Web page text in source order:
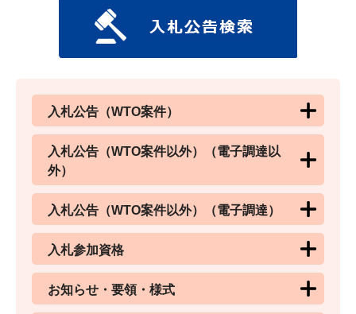
入札公告（WTO案件）
入札公告（WTO案件以外）（電子調達以
外）
入札公告（WTO案件以外）（電子調達）
入札参加資格
お知らせ・要領・様式